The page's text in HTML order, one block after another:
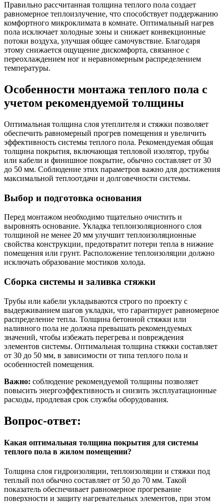
Правильно рассчитанная толщина теплого пола создает
равномерное теплоизлучение, что способствует поддержанию
комфортного микроклимата в комнате. Оптимальный нагрев
пола исключает холодные зоны и снижает конвекционные
потоки воздуха, улучшая общее самочувствие. Благодаря
этому снижается ощущение дискомфорта, связанное с
переохлаждением ног и неравномерным распределением
температуры.
Особенности монтажа теплого пола с
учетом рекомендуемой толщины
Оптимальная толщина слоя утеплителя и стяжки позволяет
обеспечить равномерный прогрев помещения и увеличить
эффективность системы теплого пола. Рекомендуемая общая
толщина покрытия, включающая тепловой изолятор, трубы
или кабели и финишное покрытие, обычно составляет от 30
до 50 мм. Соблюдение этих параметров важно для достижения
максимальной теплоотдачи и долговечности системы.
Выбор и подготовка основания
Перед монтажом необходимо тщательно очистить и
выровнять основание. Укладка теплоизоляционного слоя
толщиной не менее 20 мм улучшит теплоизоляционные
свойства конструкции, предотвратит потери тепла в нижние
помещения или грунт. Расположение теплоизоляции должно
исключать образование мостиков холода.
Сборка системы и заливка стяжки
Трубы или кабели укладываются строго по проекту с
выдерживанием шагов укладки, что гарантирует равномерное
распределение тепла. Толщина бетонной стяжки или
наливного пола не должна превышать рекомендуемых
значений, чтобы избежать перегрева и повреждения
элементов системы. Оптимальная толщина стяжки составляет
от 30 до 50 мм, в зависимости от типа теплого пола и
особенностей помещения.
Важно: соблюдение рекомендуемой толщины позволяет
повысить энергоэффективность и снизить эксплуатационные
расходы, продлевая срок службы оборудования.
Вопрос-ответ:
Какая оптимальная толщина покрытия для системы
теплого пола в жилом помещении?
Толщина слоя гидроизоляции, теплоизоляции и стяжки под
теплый пол обычно составляет от 50 до 70 мм. Такой
показатель обеспечивает равномерное прогревание
поверхности и защиту нагревательных элементов, при этом